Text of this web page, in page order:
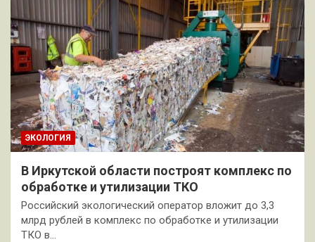
ЭКОЛОГИЯ
В Иркутской области построят комплекс по
обработке и утилизации ТКО
Российский экологический оператор вложит до 3,3
млрд рублей в комплекс по обработке и утилизации
ТКО в…